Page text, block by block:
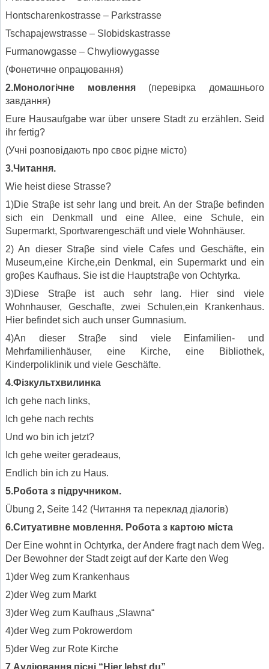
Hontscharenkostrasse – Parkstrasse
Tschapajewstrasse – Slobidskastrasse
Furmanowgasse – Chwyliowygasse
(Фонетичне опрацювання)
2.Монологічне мовлення(перевірка домашнього
завдання)
Eure Hausaufgabe war über unsere Stadt zu erzählen. Seid
ihr fertig?
(Учні розповідають про своє рідне місто)
3.Читання.
Wie heist diese Strasse?
1)Die Straβe ist sehr lang und breit. An der Straβe befinden
sich ein Denkmall und eine Allee, eine Schule, ein
Supermarkt, Sportwarengeschäft und viele Wohnhäuser.
2) An dieser Straβe sind viele Cafes und Geschäfte, ein
Museum,eine Kirche,ein Denkmal, ein Supermarkt und ein
groβes Kaufhaus. Sie ist die Hauptstraβe von Ochtyrka.
3)Diese Straβe ist auch sehr lang. Hier sind viele
Wohnhauser, Geschafte, zwei Schulen,ein Krankenhaus.
Hier befindet sich auch unser Gumnasium.
4)An dieser Straβe sind viele Einfamilien- und
Mehrfamilienhäuser, eine Kirche, eine Bibliothek,
Kinderpoliklinik und viele Geschäfte.
4.Фізкультхвилинка
Ich gehe nach links,
Ich gehe nach rechts
Und wo bin ich jetzt?
Ich gehe weiter geradeaus,
Endlich bin ich zu Haus.
5.Робота з підручником.
Übung 2, Seite 142 (Читання та переклад діалогів)
6.Ситуативне мовлення. Робота з картою міста
Der Eine wohnt in Ochtyrka, der Andere fragt nach dem Weg.
Der Bewohner der Stadt zeigt auf der Karte den Weg
1)der Weg zum Krankenhaus
2)der Weg zum Markt
3)der Weg zum Kaufhaus „Slawna“
4)der Weg zum Pokrowerdom
5)der Weg zur Rote Kirche
7.Аудіювання пісні “Hier lebst du”